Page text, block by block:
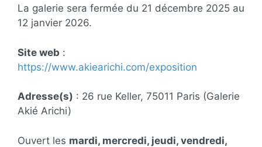
La galerie sera fermée du 21 décembre 2025 au
12 janvier 2026.
Site web :
https://www.akiearichi.com/exposition
Adresse(s) : 26 rue Keller, 75011 Paris (Galerie
Akié Arichi)
Ouvert les mardi, mercredi, jeudi, vendredi,